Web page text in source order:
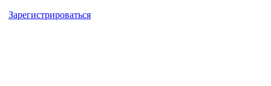
Зарегистрироваться